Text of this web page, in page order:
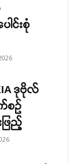
င်းစုံ
ဒုဗိုလ်
စဉ်
ဖြည့်